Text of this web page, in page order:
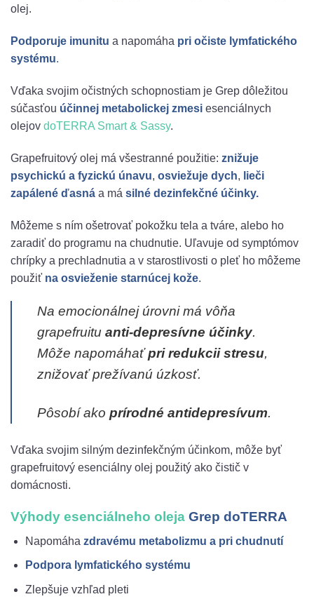
olej.
Podporuje imunitu a napomáha pri očiste lymfatického
systému.
Vďaka svojim očistných schopnostiam je Grep dôležitou
súčasťou účinnej metabolickej zmesi esenciálnych
olejov doTERRA Smart & Sassy.
Grapefruitový olej má všestranné použitie: znižuje
psychickú a fyzickú únavu, osviežuje dych, lieči
zapálené ďasná a má silné dezinfekčné účinky.
Môžeme s ním ošetrovať pokožku tela a tváre, alebo ho
zaradiť do programu na chudnutie. Uľavuje od symptómov
chrípky a prechladnutia a v starostlivosti o pleť ho môžeme
použiť na osvieženie starnúcej kože.
Na emocionálnej úrovni má vôňa
grapefruitu anti-depresívne účinky.
Môže napomáhaťpri redukcii stresu,
znižovať prežívanú úzkosť.
Pôsobí ako prírodné antidepresívum.
Vďaka svojim silným dezinfekčným účinkom, môže byť
grapefruitový esenciálny olej použitý ako čistič v
domácnosti.
Výhody esenciálneho oleja Grep doTERRA
Napomáha zdravému metabolizmu a pri chudnutí
Podpora lymfatického systému
Zlepšuje vzhľad pleti